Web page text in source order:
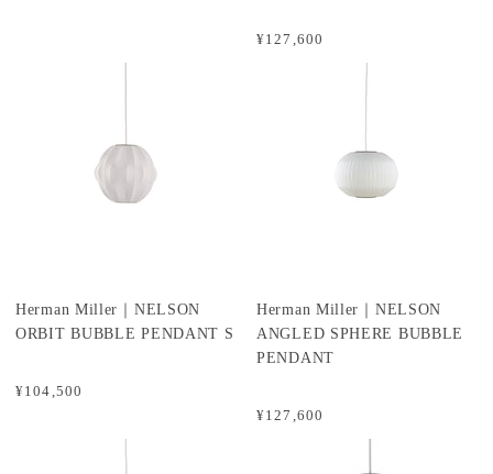
¥127,600
¥104,500
Herman Miller｜NELSON
ORBIT BUBBLE PENDANT S
¥127,600
Herman Miller｜NELSON
ANGLED SPHERE BUBBLE
PENDANT